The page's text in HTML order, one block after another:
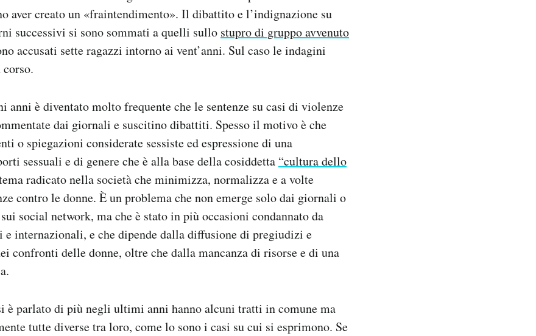
aver creato un «fraintendimento». Il dibattito e l’indignazione su
successivi si sono sommati a quelli sullo stupro di gruppo avvenuto
accusati sette ragazzi intorno ai vent’anni. Sul caso le indagini
anni è diventato molto frequente che le sentenze su casi di violenze
dai giornali e suscitino dibattiti. Spesso il motivo è che
o spiegazioni considerate sessiste ed espressione di una
sessuali e di genere che è alla base della cosiddetta “cultura dello
radicato nella società che minimizza, normalizza e a volte
contro le donne. È un problema che non emerge solo dai giornali o
social network, ma che è stato in più occasioni condannato da
internazionali, e che dipende dalla diffusione di pregiudizi e
confronti delle donne, oltre che dalla mancanza di risorse e di una
è parlato di più negli ultimi anni hanno alcuni tratti in comune ma
tutte diverse tra loro, come lo sono i casi su cui si esprimono. Se